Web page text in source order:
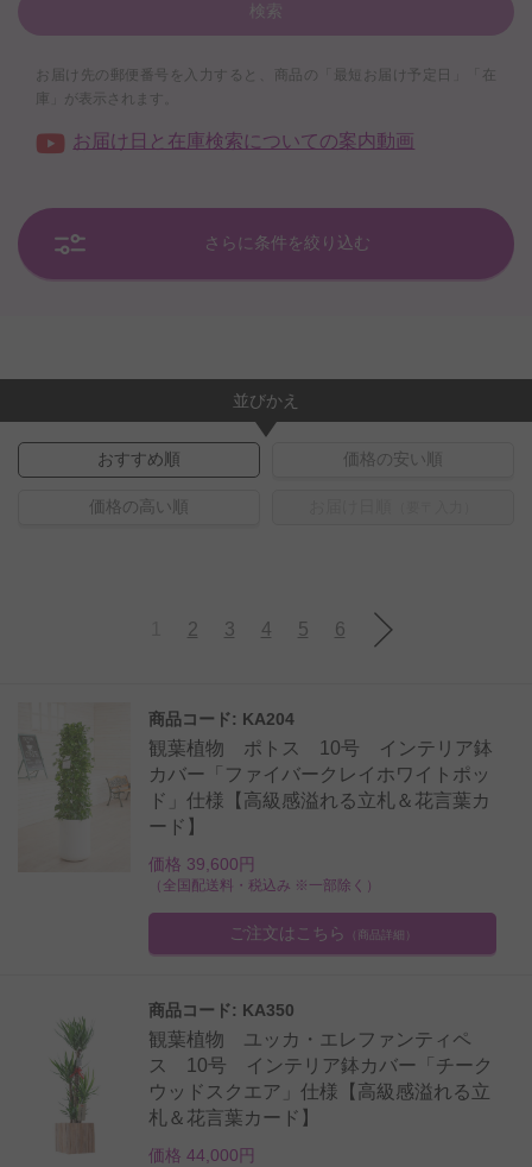
検索
お届け先の郵便番号を入力すると、商品の「最短お届け予定日」「在
庫」が表示されます。
お届け日と在庫検索についての案内動画
さらに条件を絞り込む
並びかえ
おすすめ順 価格の安い順
価格の高い順
2 3 4 5 6
商品コード: KA204
観葉植物 ポトス 10号 インテリア鉢
カバー「ファイバークレイホワイトポッ
ド」仕様【高級感溢れる立札＆花言葉カ
ード】
価格 39,600円
（全国配送料・税込み ※一部除く）
ご注文はこちら （商品詳細）
商品コード: KA350
観葉植物 ユッカ・エレファンティペ
ス 10号 インテリア鉢カバー「チーク
ウッドスクエア」仕様【高級感溢れる立
札＆花言葉カード】
価格 44,000円